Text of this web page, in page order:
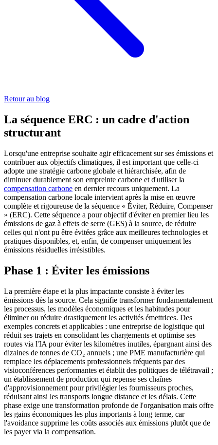
Retour au blog
La séquence ERC : un cadre d'action
structurant
Lorsqu'une entreprise souhaite agir efficacement sur ses émissions et
contribuer aux objectifs climatiques, il est important que celle-ci
adopte une stratégie carbone globale et hiérarchisée, afin de
diminuer durablement son empreinte carbone et d'utiliser la
compensation carbone en dernier recours uniquement. La
compensation carbone locale intervient après la mise en œuvre
complète et rigoureuse de la séquence « Éviter, Réduire, Compenser
» (ERC). Cette séquence a pour objectif d'éviter en premier lieu les
émissions de gaz à effets de serre (GES) à la source, de réduire
celles qui n'ont pu être évitées grâce aux meilleures technologies et
pratiques disponibles, et, enfin, de compenser uniquement les
émissions résiduelles irrésistibles.
Phase 1 : Éviter les émissions
La première étape et la plus impactante consiste à éviter les
émissions dès la source. Cela signifie transformer fondamentalement
les processus, les modèles économiques et les habitudes pour
éliminer ou réduire drastiquement les activités émettrices. Des
exemples concrets et applicables : une entreprise de logistique qui
réduit ses trajets en consolidant les chargements et optimise ses
routes via l'IA pour éviter les kilomètres inutiles, épargnant ainsi des
dizaines de tonnes de CO₂ annuels ; une PME manufacturière qui
remplace les déplacements professionnels fréquents par des
visioconférences performantes et établit des politiques de télétravail ;
un établissement de production qui repense ses chaînes
d'approvisionnement pour privilégier les fournisseurs proches,
réduisant ainsi les transports longue distance et les délais. Cette
phase exige une transformation profonde de l'organisation mais offre
les gains économiques les plus importants à long terme, car
l'avoidance supprime les coûts associés aux émissions plutôt que de
les payer via la compensation.